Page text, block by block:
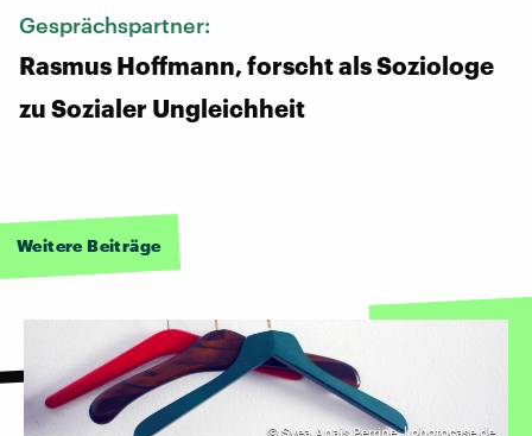
Gesprächspartner:
Rasmus Hoffmann, forscht als Soziologe
zu Sozialer Ungleichheit
Weitere Beiträge
© Svea Anais Perrine. | photocase.de